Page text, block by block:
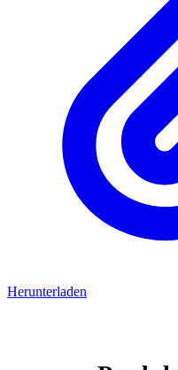
Herunterladen